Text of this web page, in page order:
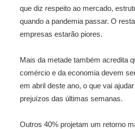
que diz respeito ao mercado,
quando a pandemia passar. O
empresas estarão piores.
Mais da metade também acredita
comércio e da economia devem
em abril deste ano, o que vai
prejuízos das últimas semanas.
Outros 40% projetam um retorno